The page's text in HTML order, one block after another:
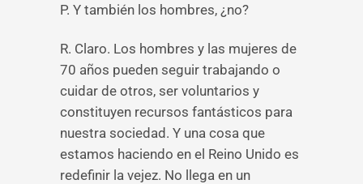
P. Y también los hombres, ¿no?
R. Claro. Los hombres y las mujeres de
70 años pueden seguir trabajando o
cuidar de otros, ser voluntarios y
constituyen recursos fantásticos para
nuestra sociedad. Y una cosa que
estamos haciendo en el Reino Unido es
redefinir la vejez. No llega en un